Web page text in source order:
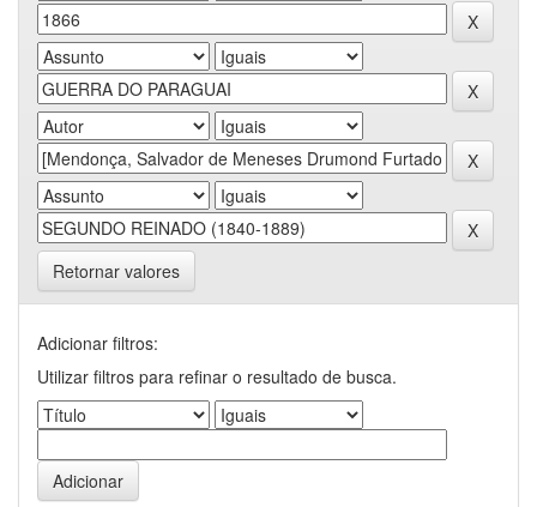
Retornar valores
Adicionar filtros:
Utilizar filtros para refinar o resultado de busca.